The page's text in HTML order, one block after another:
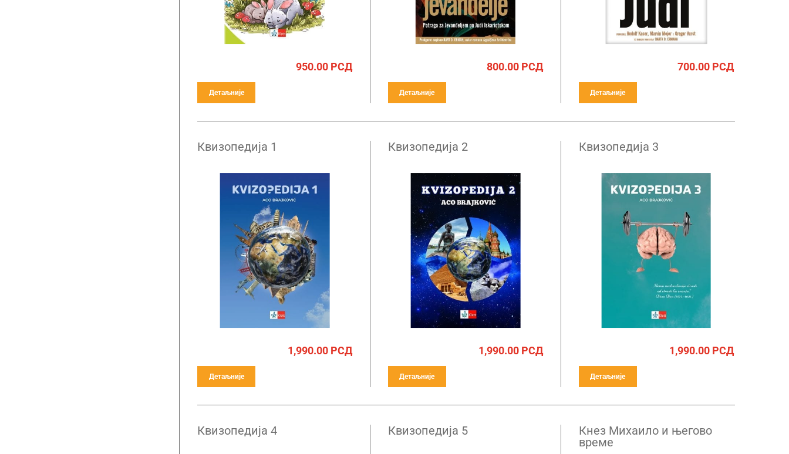
950.00РСД
Детаљније
800.00РСД
Детаљније
700.00РСД
Детаљније
Квизопедија 1
1,990.00РСД
Детаљније
Квизопедија 2
1,990.00РСД
Детаљније
Квизопедија 3
1,990.00РСД
Детаљније
Квизопедија 4 Квизопедија 5
Кнез Михаило и његово
време